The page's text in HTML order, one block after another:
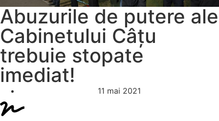
Abuzurile de putere ale
Cabinetului Câțu
trebuie stopate
imediat!
11 mai 2021